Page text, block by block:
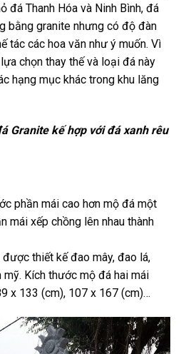
đá Thanh Hóa và Ninh Bình, đá
bằng granite nhưng có độ đàn
tác các hoa văn như ý muốn. Vì
chọn thay thế và loại đá này
hạng mục khác trong khu lăng
Granite kế hợp với đá xanh rêu
phần mái cao hơn mộ đá một
mái xếp chồng lên nhau thành
thiết kế đao mây, đao lá,
Kích thước mộ đá hai mái
x 133 (cm), 107 x 167 (cm)…